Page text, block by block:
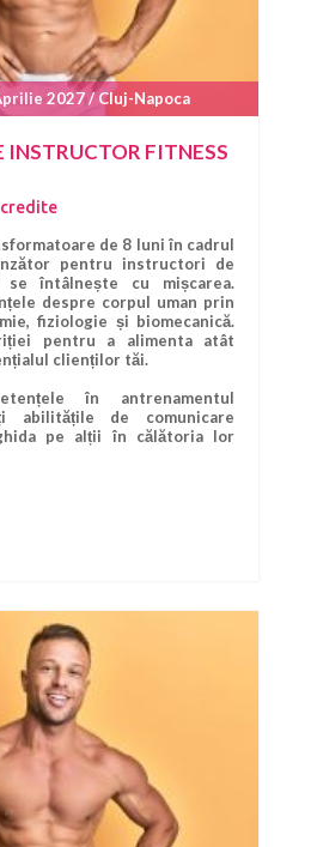
2027 / Cluj-Napoca
INSTRUCTOR FITNESS
credite
de 8 luni în cadrul
pentru instructori de
întâlnește cu mișcarea.
despre corpul uman prin
fiziologie și biomecanică.
pentru a alimenta atât
clienților tăi.
în antrenamentul
abilitățile de comunicare
pe alții în călătoria lor
antrenamentului în grup,
tău către succes este la fel
tale.
transformatoare,
știința și creativitatea.
antrenamentului pentru
corpuri cu precizie și scop.
despre fitness; este despre
din spatele mișcării,
formezi vieți și corpuri cu
noțiunea de fitness?